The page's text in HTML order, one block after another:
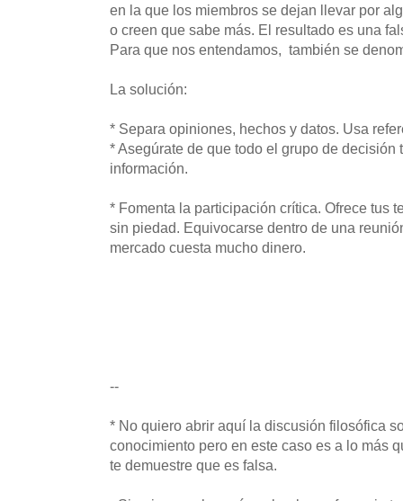
en la que los miembros se dejan llevar por
o creen que sabe más. El resultado es una
Para que nos entendamos, también se
La solución:
* Separa opiniones, hechos y datos. Usa
* Asegúrate de que todo el grupo de decisión
información.
* Fomenta la participación crítica. Ofrece tus
sin piedad. Equivocarse dentro de una
mercado cuesta mucho dinero.
--
* No quiero abrir aquí la discusión filosófica
conocimiento pero en este caso es a lo más
te demuestre que es falsa.